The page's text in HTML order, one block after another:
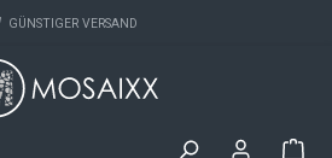
GÜNSTIGER VERSAND